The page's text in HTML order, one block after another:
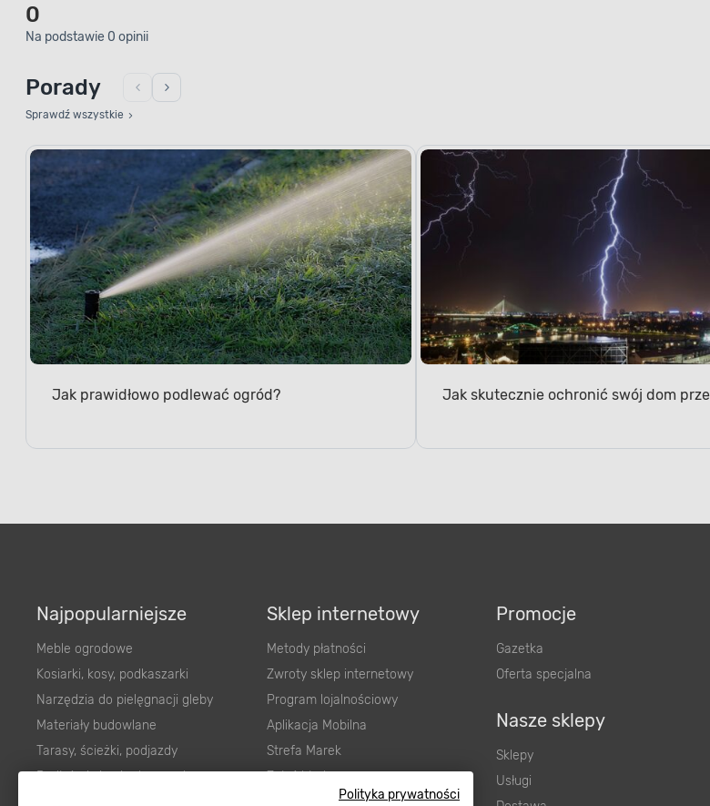
Polityka prywatności
0
Na podstawie 0 opinii
Porady
Sprawdź wszystkie
Jak prawidłowo podlewać ogród? Jak skutecznie ochronić swój dom
Najpopularniejsze
Meble ogrodowe
Kosiarki, kosy, podkaszarki
Narzędzia do pielęgnacji gleby
Materiały budowlane
Tarasy, ścieżki, podjazdy
Podłoża i ziemie do ogrodu
Sklep internetowy
Metody płatności
Zwroty sklep internetowy
Program lojalnościowy
Aplikacja Mobilna
Strefa Marek
Zgłoś błąd
Promocje
Gazetka
Oferta specjalna
Nasze sklepy
Sklepy
Usługi